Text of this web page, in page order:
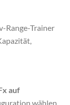
Range-Trainer
auf
wählen